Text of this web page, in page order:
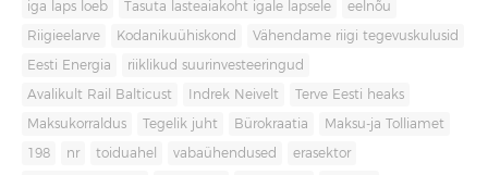
iga laps loeb Tasuta lasteaiakoht igale lapsele eelnõu
Riigieelarve Kodanikuühiskond Vähendame riigi tegevuskulusid
Eesti Energia riiklikud suurinvesteeringud
Avalikult Rail Balticust Indrek Neivelt Terve Eesti heaks
Maksukorraldus Tegelik juht Bürokraatia Maksu-ja Tolliamet
198 nr toiduahel vabaühendused erasektor